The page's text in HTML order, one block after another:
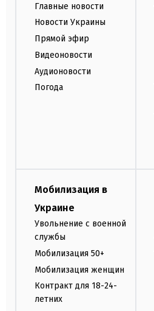
Главные новости
Новости Украины
Прямой эфир
Видеоновости
Аудионовости
Погода
Мобилизация в
Украине
Увольнение с военной
службы
Мобилизация 50+
Мобилизация женщин
Контракт для 18-24-
летних